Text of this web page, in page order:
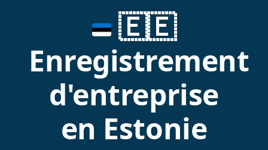
🇪🇪
Enregistrement
d'entreprise
en Estonie